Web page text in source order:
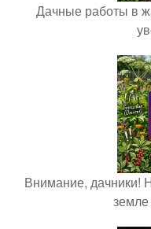
Дачные работы в
Внимание, дачники!
земле